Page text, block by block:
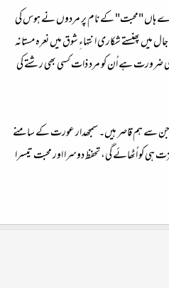
ہاں "محبت" کے نام پر مردوں نے ہوس کی
میں پھنستے شکاری انتہاءِ شوق میں نعرہ مستانہ
ضرورت ہے اُن کو مرد ذات کسی بھی رشتے کی
سے ہم قاصر ہیں۔ سمجھدار عورت کے سامنے
ہی کو اُٹھائے گی، تحفظ دوسرا اور محبت تیسرا